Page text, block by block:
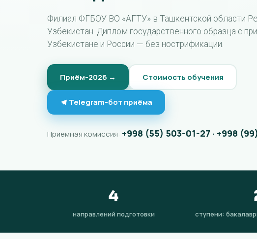
Филиал ФГБОУ ВО «АГТУ» в Ташкентской области
Узбекистан. Диплом государственного образца с
Узбекистане и России — без нострификации.
Приём-2026 → Стоимость обучения
Telegram-бот приёма
Приёмная комиссия: +998 (55) 503-01-27 · +998
4
направлений подготовки ступени: